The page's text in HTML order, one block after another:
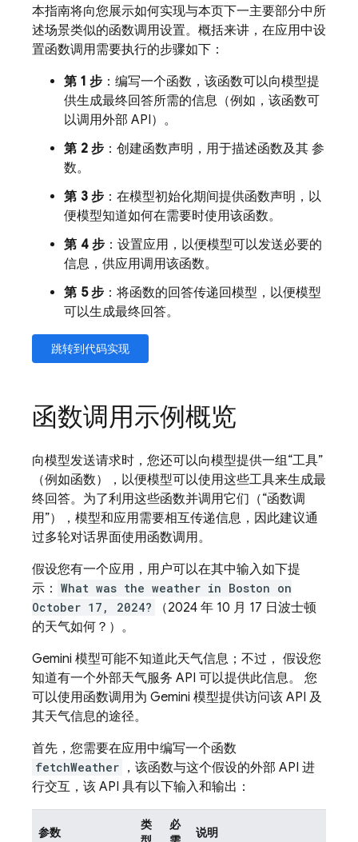
本指南将向您展示如何实现与本页下一主要部分中所
述场景类似的函数调用设置。概括来讲，在应用中设
置函数调用需要执行的步骤如下：
第 1 步 ：编写一个函数，该函数可以向模型提
供生成最终回答所需的信息（例如，该函数可
以调用外部 API）。
第 2 步 ：创建函数声明，用于描述函数及其 参
数。
第 3 步 ：在模型初始化期间提供函数声明，以
便模型知道如何在需要时使用该函数。
第 4 步 ：设置应用，以便模型可以发送必要的
信息，供应用调用该函数。
第 5 步 ：将函数的回答传递回模型，以便模型
可以生成最终回答。
跳转到代码实现
函数调用示例概览
向模型发送请求时，您还可以向模型提供一组“工具”
（例如函数），以便模型可以使用这些工具来生成最
终回答。为了利用这些函数并调用它们（“函数调
用”），模型和应用需要相互传递信息，因此建议通
过多轮对话界面使用函数调用。
假设您有一个应用，用户可以在其中输入如下提
示： What was the weather in Boston on
October 17, 2024?
（2024 年 10 月 17 日波士顿
的天气如何？）。
Gemini 模型可能不知道此天气信息；不过， 假设您
知道有一个外部天气服务 API 可以提供此信息。 您
可以使用函数调用为 Gemini 模型提供访问该 API 及
其天气信息的途径。
首先，您需要在应用中编写一个函数
fetchWeather ，该函数与这个假设的外部 API 进
行交互，该 API 具有以下输入和输出：
参数
类
必
说明